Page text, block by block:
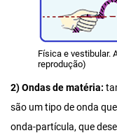
Física e vestibular.
reprodução)
2) Ondas de matéria:
são um tipo de onda
onda-partícula, que